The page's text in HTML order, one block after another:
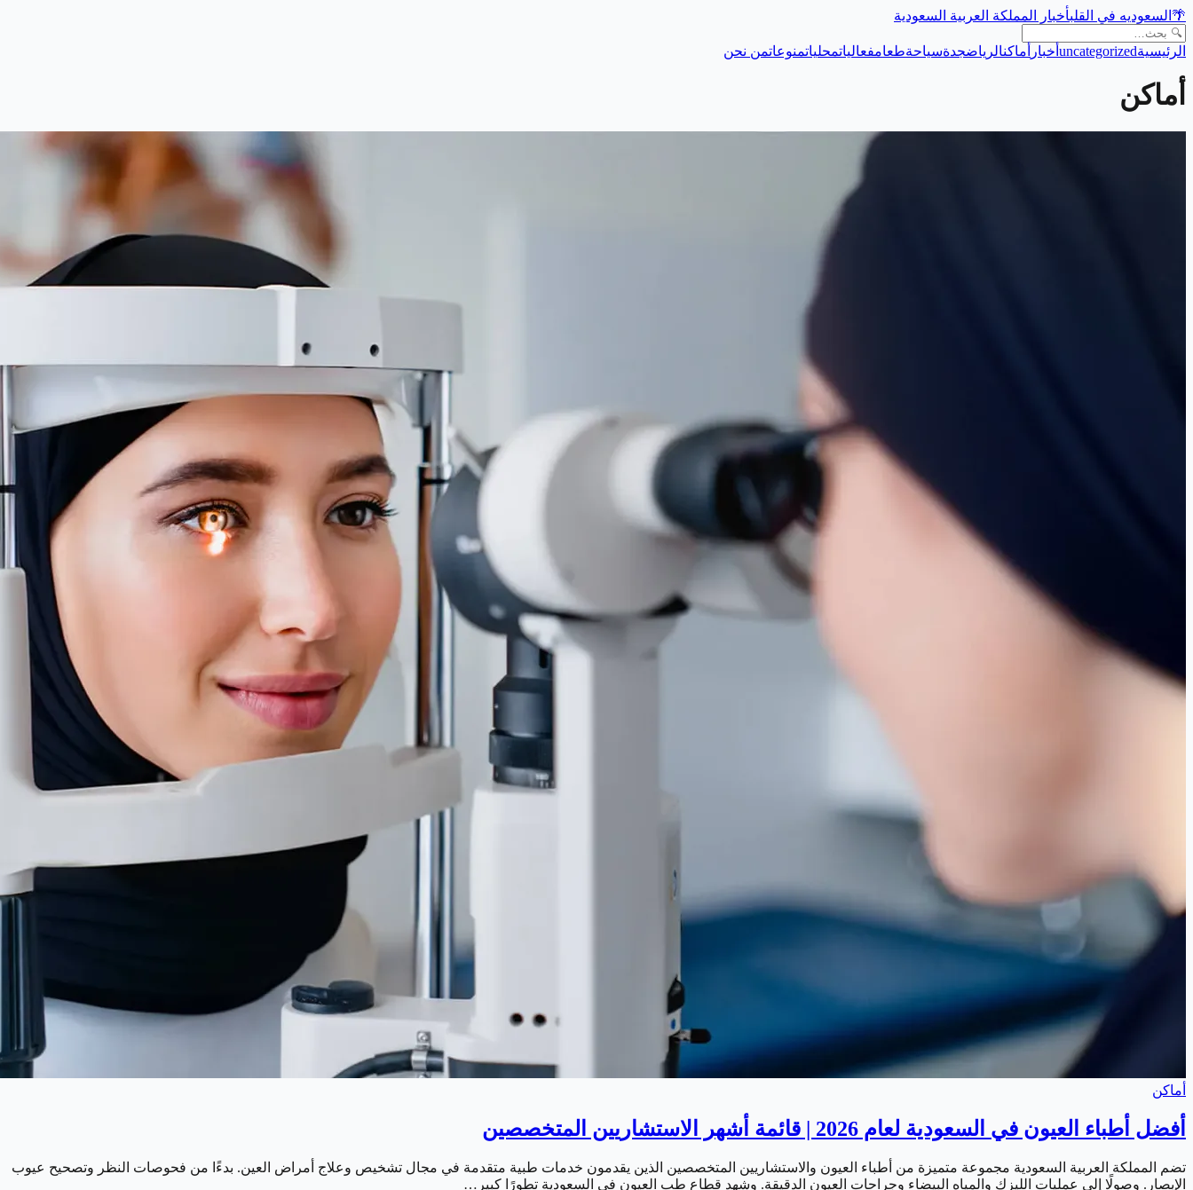
🌴 السعوديه في القلبأخبار المملكة العربية السعودية
الرئيسيةuncategorized أخبار أماكنالرياضجدةسياحةطعامفعالياتمحلياتمنوعاتمن نحن
أماكن
أماكن
أفضل أطباء العيون في السعودية لعام 2026 | قائمة أشهر الاستشاريين المتخصصين
تضم المملكة العربية السعودية مجموعة متميزة من أطباء العيون والاستشاريين المتخصصين الذين يقدمون خدمات طبية متقدمة في مجال تشخيص وعلاج أمراض العين. بدءًا من فحوصات النظر وتصحيح عيوب
الإبصار. وصولًا إلى عمليات الليزك والمياه البيضاء وجراحات العيون الدقيقة. وشهد قطاع طب العيون في السعودية تطورًا كبير…